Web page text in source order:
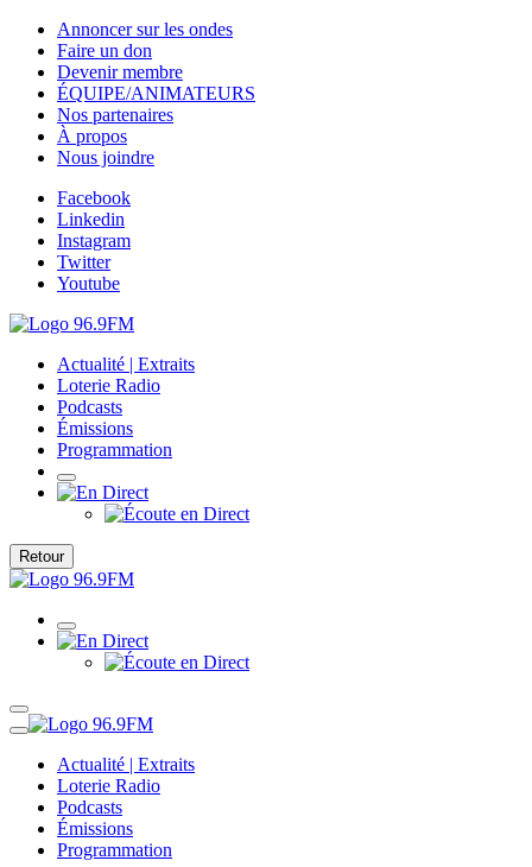
Annoncer sur les ondes
Faire un don
Devenir membre
ÉQUIPE/ANIMATEURS
Nos partenaires
À propos
Nous joindre
Facebook
Linkedin
Instagram
Twitter
Youtube
Actualité | Extraits
Loterie Radio
Podcasts
Émissions
Programmation
Retour
Actualité | Extraits
Loterie Radio
Podcasts
Émissions
Programmation